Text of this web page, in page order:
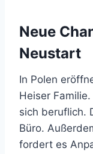
Neue
Neustart
In Polen
Heiser
sich beruflich.
Büro.
fordert es